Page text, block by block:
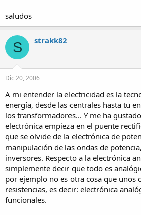
saludos
S strakk82
Dic 20, 2006
A mi entender la electricidad es la
energía, desde las centrales hasta tu
los transformadores... Y me ha
electrónica empieza en el puente
que se olvide de la electrónica de
manipulación de las ondas de
inversores. Respecto a la electrónica
simplemente decir que todo es
por ejemplo no es otra cosa que unos
resistencias, es decir: electrónica
funcionales.